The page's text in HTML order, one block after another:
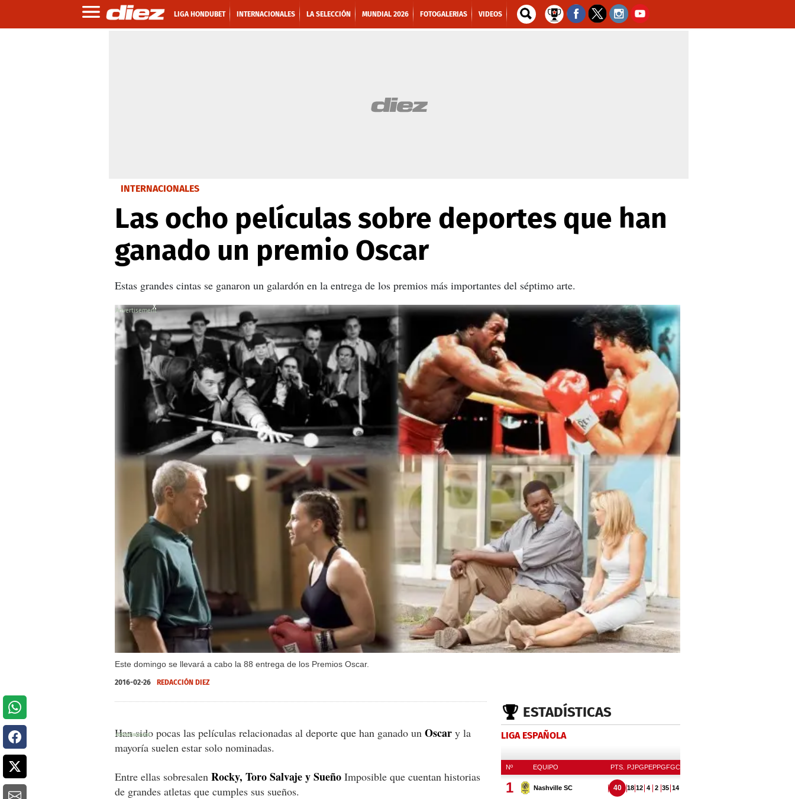
LIGA HONDUBET INTERNACIONALES LA SELECCIÓN MUNDIAL 2026 FOTOGALERIAS VIDEOS
INTERNACIONALES
Las ocho películas sobre deportes que han
ganado un premio Oscar
Estas grandes cintas se ganaron un galardón en la entrega de los premios más importantes del séptimo arte.
Este domingo se llevará a cabo la 88 entrega de los Premios Oscar.
X
X
X
X
X
X
X
X
2016-02-26 REDACCIÓN DIEZ
Han sido pocas las películas relacionadas al deporte que han ganado un Oscar y la
mayoría suelen estar solo nominadas.
Entre ellas sobresalen Rocky, Toro Salvaje y Sueño Imposible que cuentan historias
de grandes atletas que cumples sus sueños.
ESTADÍSTICAS
LIGA ESPAÑOLA